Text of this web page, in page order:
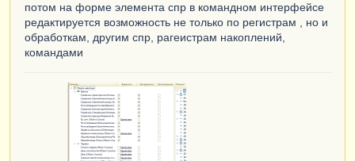
потом на форме элемента спр в командном интерфейсе
редактируется возможность не только по регистрам , но и
обработкам, другим спр, рагеистрам накоплений,
командами